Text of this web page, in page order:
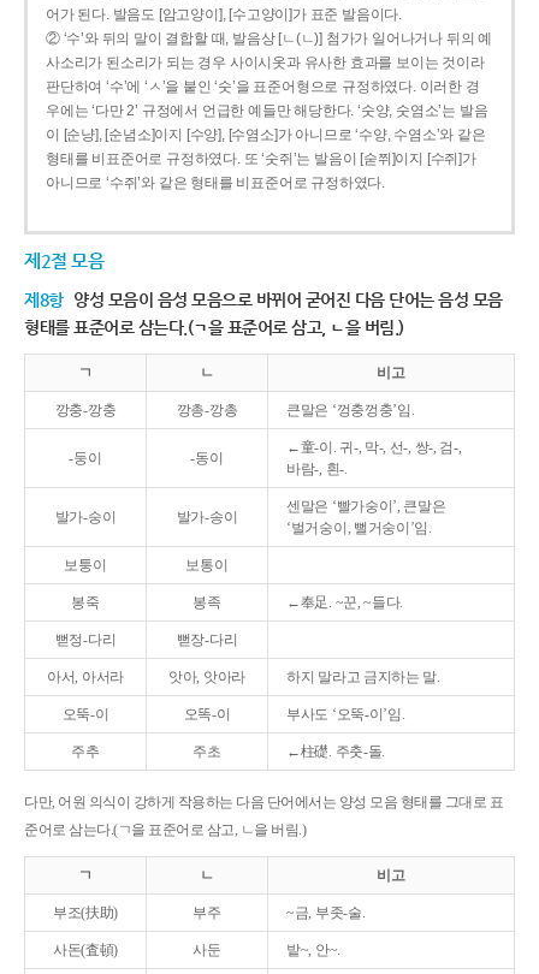
어가 된다. 발음도 [암고양이], [수고양이]가 표준 발음이다.
② ‘수’와 뒤의 말이 결합할 때, 발음상 [ㄴ(ㄴ)] 첨가가 일어나거나 뒤의 예
사소리가 된소리가 되는 경우 사이시옷과 유사한 효과를 보이는 것이라
판단하여 ‘수’에 ‘ㅅ’을 붙인 ‘숫’을 표준어형으로 규정하였다. 이러한 경
우에는 ‘다만 2’ 규정에서 언급한 예들만 해당한다. ‘숫양, 숫염소’는 발음
이 [순냥], [순념소]이지 [수양], [수염소]가 아니므로 ‘수양, 수염소’와 같은
형태를 비표준어로 규정하였다. 또 ‘숫쥐’는 발음이 [숟쮜]이지 [수쥐]가
아니므로 ‘수쥐’와 같은 형태를 비표준어로 규정하였다.
제2절 모음
제8항 양성 모음이 음성 모음으로 바뀌어 굳어진 다음 단어는 음성 모음
형태를 표준어로 삼는다.(ㄱ을 표준어로 삼고, ㄴ을 버림.)
ㄱ ㄴ 비고
깡충-깡충 깡총-깡총 큰말은 ‘껑충껑충’임.
-둥이 -동이
←童-이. 귀-, 막-, 선-, 쌍-, 검-,
바람-, 흰-.
발가-숭이 발가-송이
센말은 ‘빨가숭이’, 큰말은
‘벌거숭이, 뻘거숭이’임.
보퉁이 보통이
봉죽 봉족 ←奉足. ~꾼, ~들다.
뻗정-다리 뻗장-다리
아서, 아서라 앗아, 앗아라 하지 말라고 금지하는 말.
오뚝-이 오똑-이 부사도 ‘오뚝-이’임.
주추 주초 ←柱礎. 주춧-돌.
다만, 어원 의식이 강하게 작용하는 다음 단어에서는 양성 모음 형태를 그대로 표
준어로 삼는다.(ㄱ을 표준어로 삼고, ㄴ을 버림.)
ㄱ ㄴ 비고
부조(扶助) 부주 ~금, 부좃-술.
사돈(査頓) 사둔 밭~, 안~.